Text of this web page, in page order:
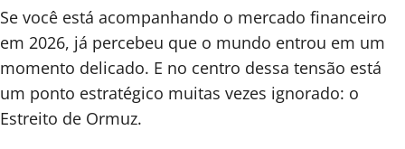
2026
Se você está acompanhando o mercado financeiro
em 2026, já percebeu que o mundo entrou em um
momento delicado. E no centro dessa tensão está
um ponto estratégico muitas vezes ignorado: o
Estreito de Ormuz.